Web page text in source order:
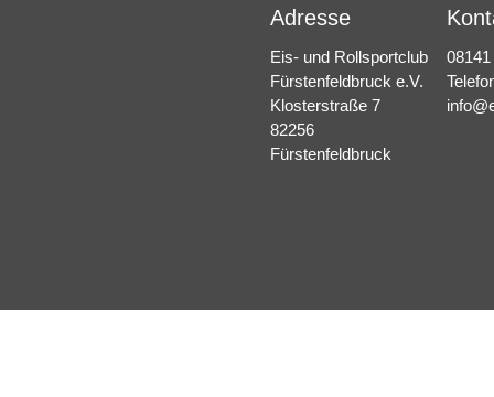
Adresse
Eis- und Rollsportclub
Fürstenfeldbruck e.V.
Klosterstraße 7
82256
Fürstenfeldbruck